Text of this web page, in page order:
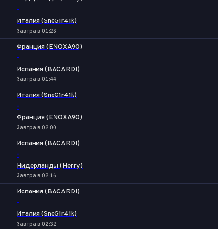
-
Италия (SneG1r41k)
Завтра в 01:28
Франция (ENOXA90)
-
Испания (BACARDI)
Завтра в 01:44
Италия (SneG1r41k)
-
Франция (ENOXA90)
Завтра в 02:00
Испания (BACARDI)
-
Нидерланды (Henry)
Завтра в 02:16
Испания (BACARDI)
-
Италия (SneG1r41k)
Завтра в 02:32